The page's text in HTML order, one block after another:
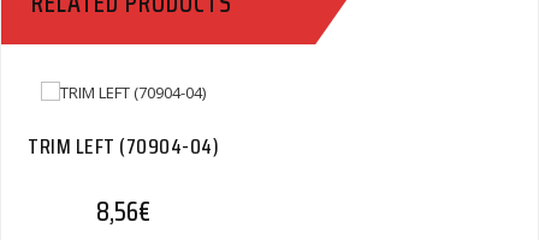
TRIM LEFT (70904-04)
8,56€